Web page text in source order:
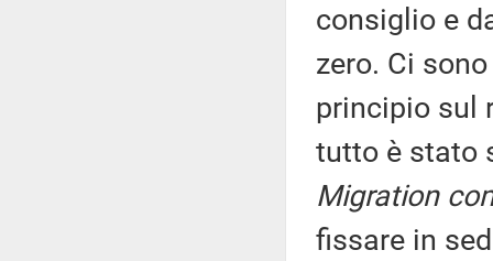
consiglio e
zero. Ci
principio sul
tutto è stato
Migration
fissare in